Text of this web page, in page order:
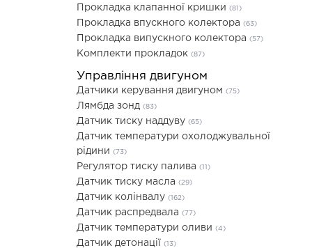
Прокладка клапанної кришки (81)
Прокладка впускного колектора (63)
Прокладка випускного колектора (57)
Комплекти прокладок (87)
Управління двигуном
Датчики керування двигуном (75)
Лямбда зонд (83)
Датчик тиску наддуву (65)
Датчик температури охолоджувальної
рідини (73)
Регулятор тиску палива (11)
Датчик тиску масла (29)
Датчик колінвалу (162)
Датчик распредвала (77)
Датчик температури оливи (4)
Датчик детонації (13)